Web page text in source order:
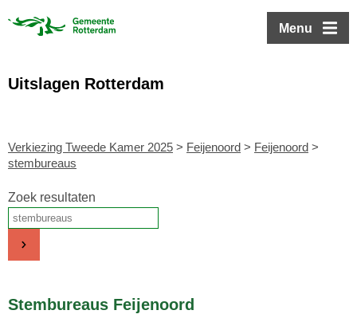
Menu
Uitslagen Rotterdam
Verkiezing Tweede Kamer 2025 > Feijenoord > Feijenoord >
stembureaus
Zoek resultaten
Stembureaus Feijenoord